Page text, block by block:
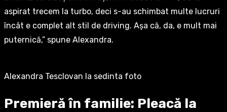
aspirat trecem la turbo, deci s-au schimbat multe lucruri
încât e complet alt stil de driving. Așa că, da, e mult mai
puternică,” spune Alexandra.
Alexandra Tesclovan la sedinta foto
Premieră în familie: Pleacă la